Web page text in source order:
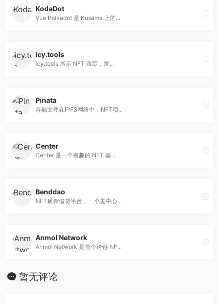
KodaDot
Vue Polkadot 是 Kusama 上的...
icy.tools
icy.tools 展示 NFT 跟踪，发...
Pinata
存储文件在IPFS网络中，NFT项...
Center
Center 是一个有趣的 NFT 基...
Benddao
NFT质押借贷平台，一个去中心...
Anmol Network
Anmol Network 是首个跨链 NF...
暂无评论